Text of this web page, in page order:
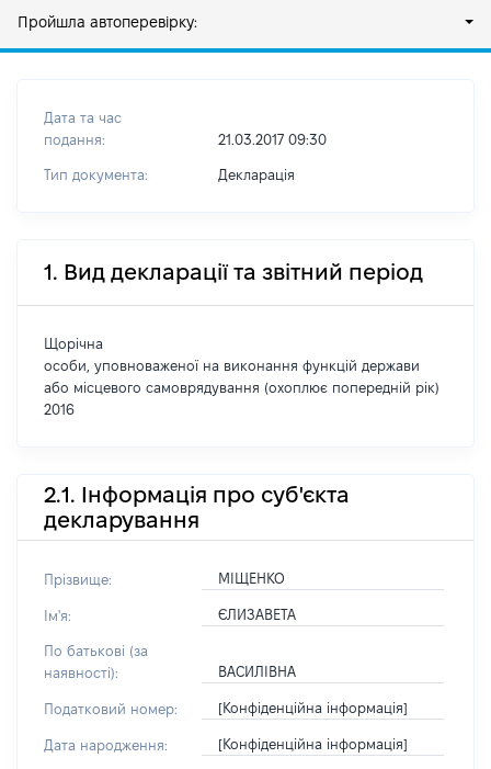
Пройшла автоперевірку:
Дата та час
подання:
21.03.2017 09:30
Тип документа: Декларація
1. Вид декларації та звітний період
Щорічна
особи, уповноваженої на виконання функцій держави
або місцевого самоврядування (охоплює попередній рік)
2016
2.1. Інформація про суб'єкта
декларування
Прізвище: МІЩЕНКО
Ім'я: ЄЛИЗАВЕТА
По батькові (за
наявності):
ВАСИЛІВНА
Податковий номер: [Конфіденційна інформація]
Дата народження: [Конфіденційна інформація]